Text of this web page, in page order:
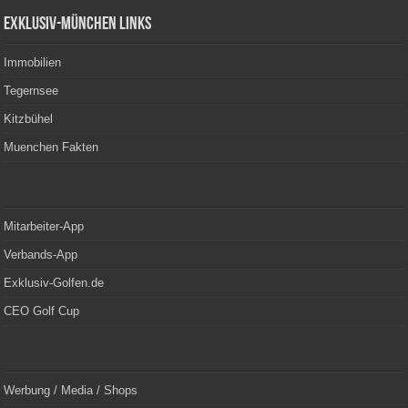
Exklusiv-München Links
Immobilien
Tegernsee
Kitzbühel
Muenchen Fakten
Mitarbeiter-App
Verbands-App
Exklusiv-Golfen.de
CEO Golf Cup
Werbung / Media / Shops